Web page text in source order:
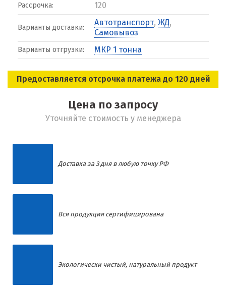
Рассрочка: 120
Варианты доставки:
Автотранспорт, ЖД,
Самовывоз
Варианты отгрузки: МКР 1 тонна
Предоставляется отсрочка платежа до 120 дней
Цена по запросу
Уточняйте стоимость у менеджера
Доставка за 3 дня в любую точку РФ
Вся продукция сертифицирована
Экологически чистый, натуральный продукт